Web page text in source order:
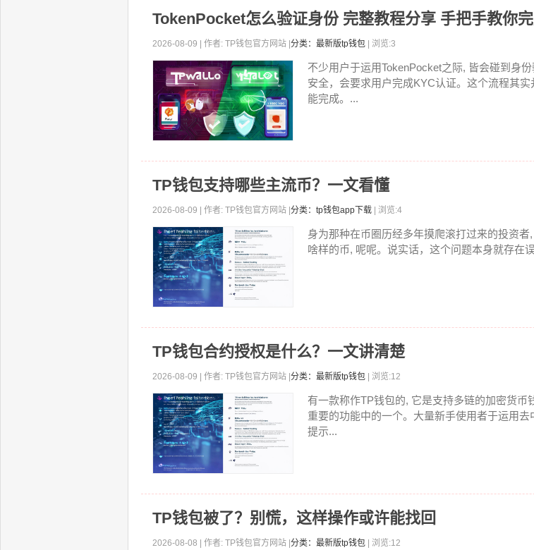
TokenPocket怎么验证身份 完整教程分享 手把手教你
2026-08-09 | 作者: TP钱包官方网站 | 分类：最新版tp钱包 | 浏览:3
不少用户于运用TokenPocket之际, 皆会碰到身
安全，会要求用户完成KYC认证。这个流程其
能完成。...
TP钱包支持哪些主流币？一文看懂
2026-08-09 | 作者: TP钱包官方网站 | 分类：tp钱包app下载 | 浏览:4
身为那种在币圈历经多年摸爬滚打过来的投资
啥样的币, 呢呢。说实话，这个问题本身就存在
TP钱包合约授权是什么？一文讲清楚
2026-08-09 | 作者: TP钱包官方网站 | 分类：最新版tp钱包 | 浏览:12
有一款称作TP钱包的, 它是支持多链的加密货币
重要的功能中的一个。大量新手使用者于运用去
提示...
TP钱包被了？别慌，这样操作或许能找回
2026-08-08 | 作者: TP钱包官方网站 | 分类：最新版tp钱包 | 浏览:12